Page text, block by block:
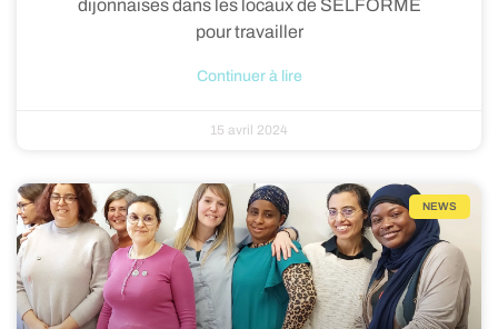
dijonnaises dans les locaux de SELFORME
pour travailler
Continuer à lire
15 avril 2024
NEWS